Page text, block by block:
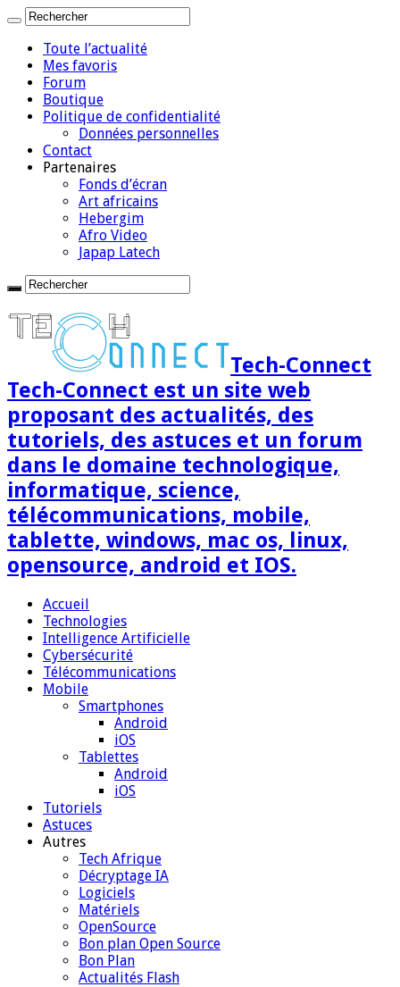
Toute l’actualité
Mes favoris
Forum
Boutique
Politique de confidentialité
Données personnelles
Contact
Partenaires
Fonds d’écran
Art africains
Hebergim
Afro Video
Japap Latech
Tech-Connect
Tech-Connect est un site web
proposant des actualités, des
tutoriels, des astuces et un forum
dans le domaine technologique,
informatique, science,
télécommunications, mobile,
tablette, windows, mac os, linux,
opensource, android et IOS.
Accueil
Technologies
Intelligence Artificielle
Cybersécurité
Télécommunications
Mobile
Smartphones
Android
iOS
Tablettes
Android
iOS
Tutoriels
Astuces
Autres
Tech Afrique
Décryptage IA
Logiciels
Matériels
OpenSource
Bon plan Open Source
Bon Plan
Actualités Flash